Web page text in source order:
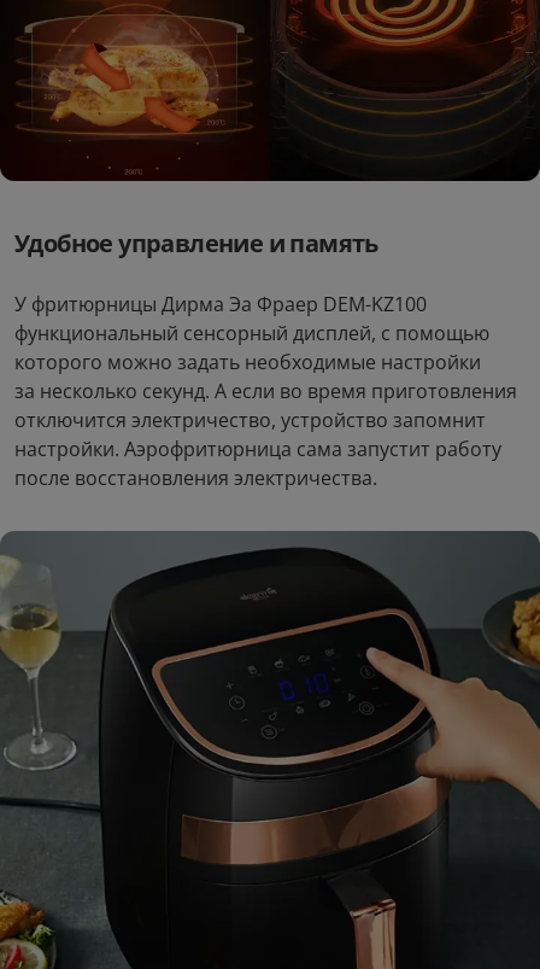
Удобное управление и память
У фритюрницы Дирма Эа Фраер DEM-KZ100
функциональный сенсорный дисплей, с помощью
которого можно задать необходимые настройки
за несколько секунд. А если во время приготовления
отключится электричество, устройство запомнит
настройки. Аэрофритюрница сама запустит работу
после восстановления электричества.